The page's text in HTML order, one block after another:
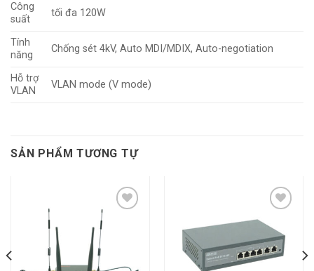
Công
suất
tối đa 120W
Tính
năng
Chống sét 4kV, Auto MDI/MDIX, Auto-negotiation
Hỗ trợ
VLAN
VLAN mode (V mode)
SẢN PHẨM TƯƠNG TỰ